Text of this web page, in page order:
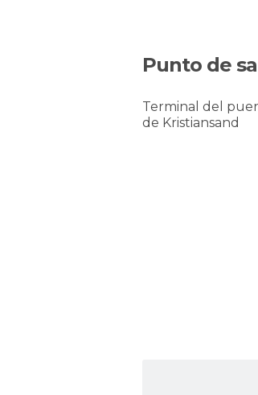
Punto de
Terminal del
de Kristiansand